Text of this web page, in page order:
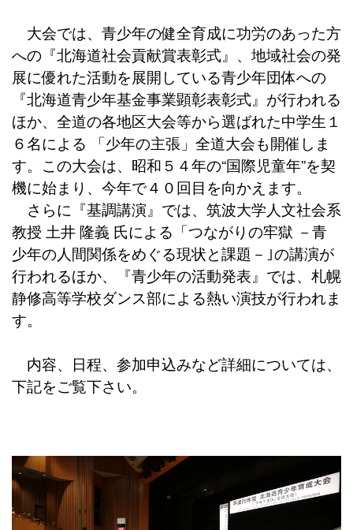
大会では、青少年の健全育成に功労のあった方
への『北海道社会貢献賞表彰式』、地域社会の発
展に優れた活動を展開している青少年団体への
『北海道青少年基金事業顕彰表彰式』が行われる
ほか、全道の各地区大会等から選ばれた中学生１
６名による 「少年の主張」全道大会も開催しま
す。この大会は、昭和５４年の“国際児童年”を契
機に始まり、今年で４０回目を向かえます。
さらに『基調講演』では、筑波大学人文社会系
教授 土井 隆義 氏による「つながりの牢獄 －青
少年の人間関係をめぐる現状と課題－｣の講演が
行われるほか、『青少年の活動発表』では、札幌
静修高等学校ダンス部による熱い演技が行われま
す。
内容、日程、参加申込みなど詳細については、
下記をご覧下さい。